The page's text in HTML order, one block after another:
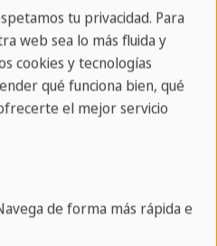
con nosotros
tu privacidad. Para
web sea lo más fluida y
cookies y tecnologías
qué funciona bien, qué
el mejor servicio
de forma más rápida e